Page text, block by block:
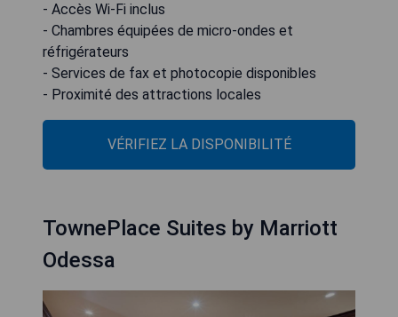
- Accès Wi-Fi inclus
- Chambres équipées de micro-ondes et
réfrigérateurs
- Services de fax et photocopie disponibles
- Proximité des attractions locales
VÉRIFIEZ LA DISPONIBILITÉ
TownePlace Suites by Marriott
Odessa